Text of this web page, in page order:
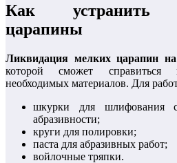
Как устранить
царапины
Ликвидация мелких царапин
которой сможет
необходимых материалов. Для
шкурки для шлифования
абразивности;
круги для полировки;
паста для абразивных работ;
войлочные тряпки.